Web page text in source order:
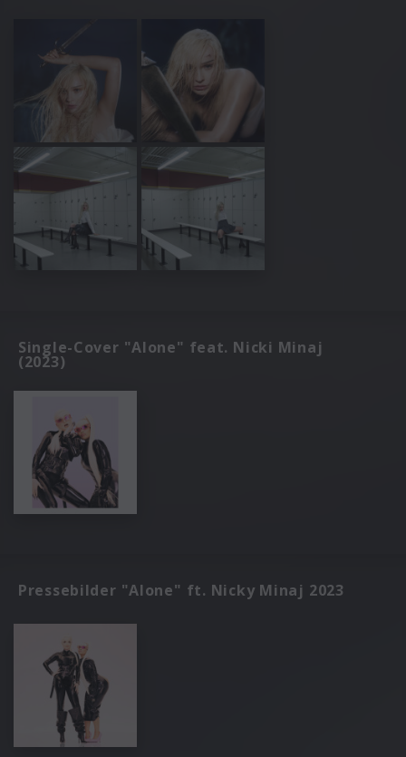
Single-Cover "Alone" feat. Nicki Minaj
(2023)
Pressebilder "Alone" ft. Nicky Minaj 2023